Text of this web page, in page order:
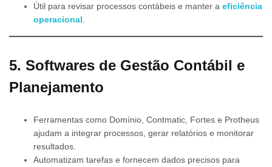
Útil para revisar processos contábeis e manter a eficiência
operacional
5. Softwares de Gestão Contábil e
Planejamento
Ferramentas como Domínio, Contmatic, Fortes e Protheus
ajudam a integrar processos, gerar relatórios e monitorar
resultados.
Automatizam tarefas e fornecem dados precisos para